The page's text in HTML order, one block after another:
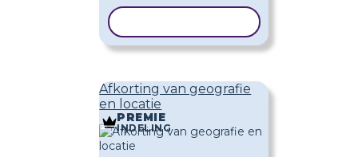
Afkorting van geografie
en locatie
PREMIE
INDELING